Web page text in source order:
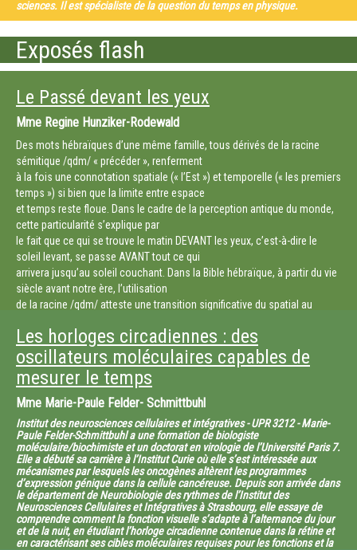
sciences. Il est spécialiste de la question du temps en physique.
d’équations, qui condensent des relations
fondamentales et traduisent des propriétés essentielles. Elles révèlent
que ce que nos discours humains, aussi subtils soient-ils, sont
capables d’exprimer. Mais, bien sûr, les équations
ne parlent pas d’elles-mêmes, en tout cas pas au sens usuel du terme.
Alors que pourrions-nous dire de
ce qu’elles diraient du temps si elles pouvaient parler ? Par exemple,
l’associeraient-elles systématiquement à
l’idée d’évolution ?
Exposés flash
Le Passé devant les yeux
Mme Regine Hunziker-Rodewald
Des mots hébraïques d’une même famille, tous dérivés de la racine
sémitique /qdm/ « précéder », renferment
à la fois une connotation spatiale (« l’Est ») et temporelle (« les premiers
temps ») si bien que la limite entre espace
et temps reste floue. Dans le cadre de la perception antique du monde,
cette particularité s’explique par
le fait que ce qui se trouve le matin DEVANT les yeux, c’est-à-dire le
soleil levant, se passe AVANT tout ce qui
arrivera jusqu’au soleil couchant. Dans la Bible hébraïque, à partir du vie
siècle avant notre ère, l’utilisation
de la racine /qdm/ atteste une transition significative du spatial au
avec la destruction du Temple, la déportation et la fuite d’une partie de
la population de Juda et, ainsi, avec
la perte de l’orientation identitaire traditionnelle. C’est à ce moment que
la plupart des livres bibliques ont
été mis par écrit. Ce qui se trouve DEVANT les yeux dans ces écrits,
c’est le passé : ce qui s’est passé AVANT le
présent exilique et postexilique. Paradoxe intentionnel : ce sont
désormais les ancêtres – Abraham, Jacob –
qui précèdent et servent de guide pour un ‘avenir à venir’.
Les horloges circadiennes : des
oscillateurs moléculaires capables de
mesurer le temps
Mme Marie-Paule Felder- Schmittbuhl
Institut des neurosciences cellulaires et intégratives - UPR 3212 - Marie-
Paule Felder-Schmittbuhl a une formation de biologiste
moléculaire/biochimiste et un doctorat en virologie de l’Université Paris 7.
Elle a débuté sa carrière à l’Institut Curie où elle s’est intéressée aux
mécanismes par lesquels les oncogènes altèrent les programmes
d’expression génique dans la cellule cancéreuse. Depuis son arrivée dans
le département de Neurobiologie des rythmes de l’Institut des
Neurosciences Cellulaires et Intégratives à Strasbourg, elle essaye de
comprendre comment la fonction visuelle s’adapte à l’alternance du jour
et de la nuit, en étudiant l’horloge circadienne contenue dans la rétine et
en caractérisant ses cibles moléculaires requises pour les fonctions et la